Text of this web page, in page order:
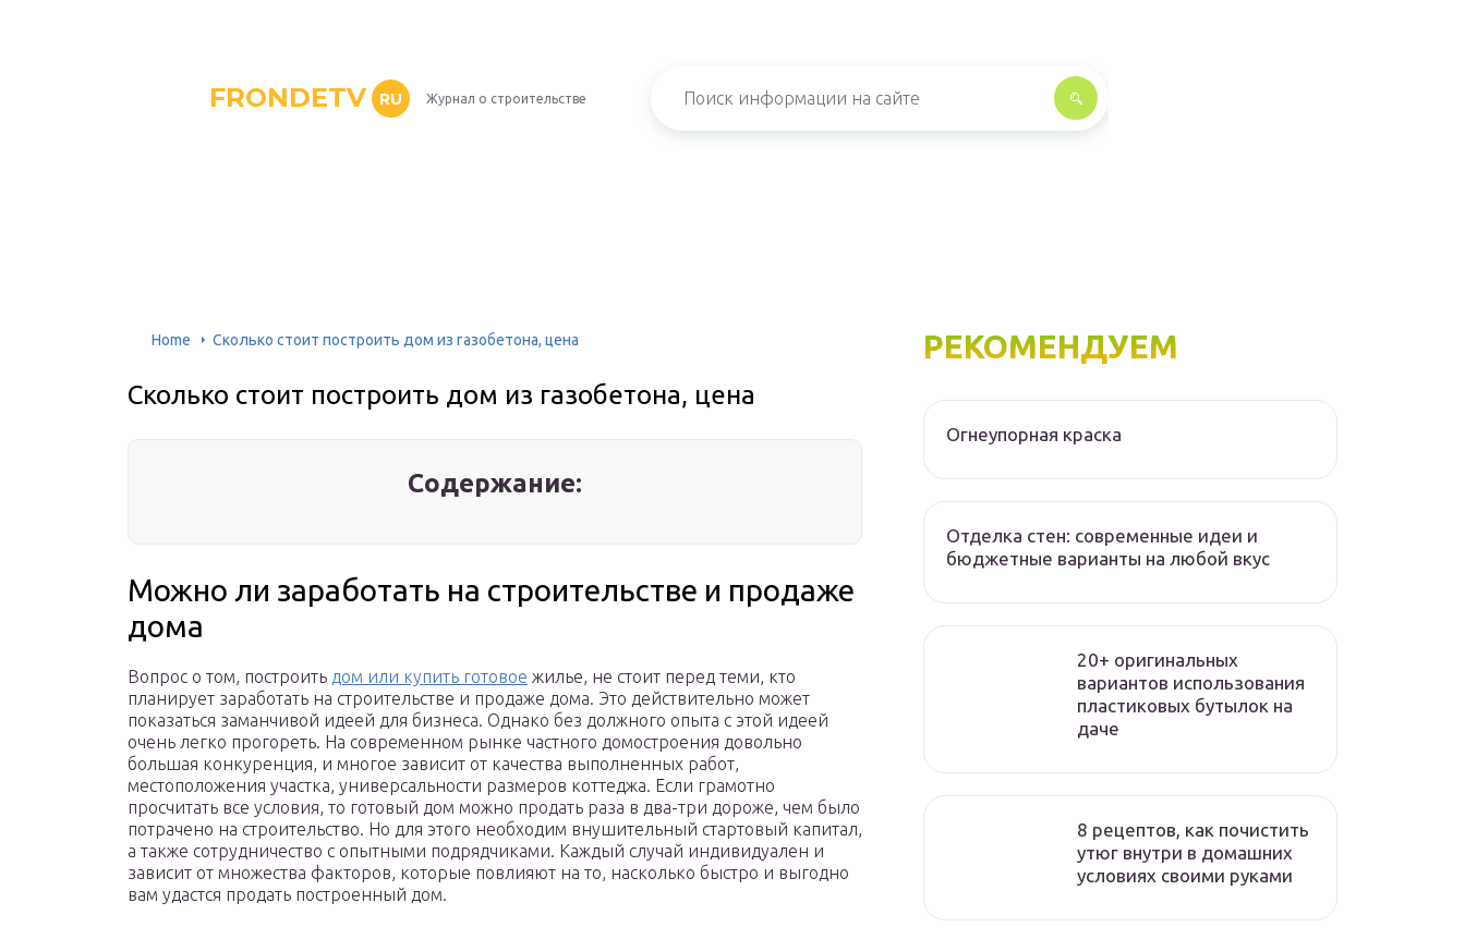
FRONDETV RU Журнал о строительстве
Home Сколько стоит построить дом из газобетона, цена
Сколько стоит построить дом из газобетона, цена
Содержание:
Можно ли заработать на строительстве и продаже
дома
Вопрос о том, построить дом или купить готовое жилье, не стоит перед теми, кто
планирует заработать на строительстве и продаже дома. Это действительно может
показаться заманчивой идеей для бизнеса. Однако без должного опыта с этой идеей
очень легко прогореть. На современном рынке частного домостроения довольно
большая конкуренция, и многое зависит от качества выполненных работ,
местоположения участка, универсальности размеров коттеджа. Если грамотно
просчитать все условия, то готовый дом можно продать раза в два-три дороже, чем было
потрачено на строительство. Но для этого необходим внушительный стартовый капитал,
а также сотрудничество с опытными подрядчиками. Каждый случай индивидуален и
зависит от множества факторов, которые повлияют на то, насколько быстро и выгодно
вам удастся продать построенный дом.
РЕКОМЕНДУЕМ
Огнеупорная краска
Отделка стен: современные идеи и
бюджетные варианты на любой вкус
20+ оригинальных
вариантов использования
пластиковых бутылок на
даче
8 рецептов, как почистить
утюг внутри в домашних
условиях своими руками